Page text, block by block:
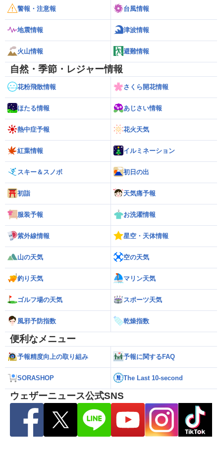
警報・注意報 台風情報
地震情報 津波情報
火山情報 避難情報
自然・季節・レジャー情報
花粉飛散情報 さくら開花情報
ほたる情報 あじさい情報
熱中症予報 花火天気
紅葉情報 イルミネーション
スキー＆スノボ 初日の出
初詣 天気痛予報
服装予報 お洗濯情報
紫外線情報 星空・天体情報
山の天気 空の天気
釣り天気 マリン天気
ゴルフ場の天気 スポーツ天気
風邪予防指数 乾燥指数
便利なメニュー
予報精度向上の取り組み 予報に関するFAQ
SORASHOP The Last 10-second
ウェザーニュース公式SNS